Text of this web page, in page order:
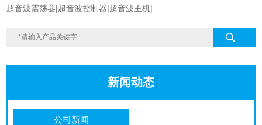
超音波震荡器|超音波控制器|超音波主机|
新闻动态
公司新闻